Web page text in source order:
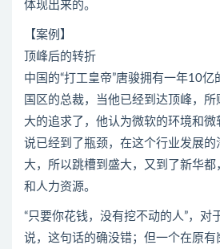
体现出来的。
【案例】
顶峰后的转折
中国的“打工皇帝”唐骏拥有一年10
国区的总裁，当他已经到达顶峰，
大的追求了，他认为微软的环境和
说已经到了瓶颈，在这个行业发展的
大，所以跳槽到盛大，又到了新华都
和人力资源。
“只要你花钱，没有挖不动的人”，对
说，这句话的确没错；但一个在原有